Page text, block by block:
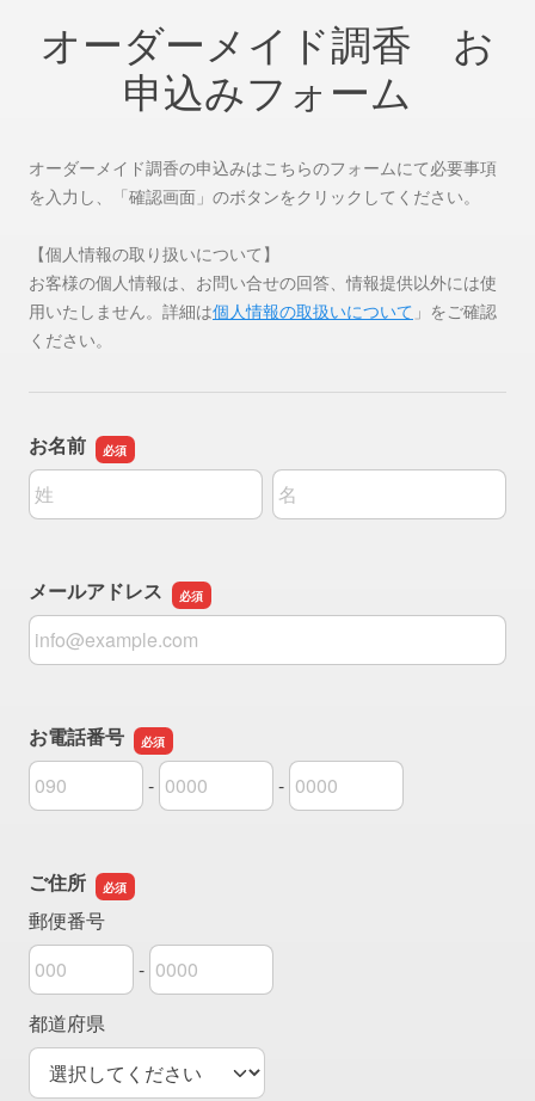
オーダーメイド調香 お
申込みフォーム
オーダーメイド調香の申込みはこちらのフォームにて必要事項
を入力し、「確認画面」のボタンをクリックしてください。
【個人情報の取り扱いについて】
お客様の個人情報は、お問い合せの回答、情報提供以外には使
用いたしません。詳細は個人情報の取扱いについて 」をご確認
ください。
お名前
名前の姓
名前の名
メールアドレス
メールアドレス
お電話番号
お電話番号の市外局番
-
お電話番号の市内局番 -
お電話番号の加入者番号
ご住所
郵便番号
郵便番号の上3桁
-
郵便番号の下4桁
都道府県